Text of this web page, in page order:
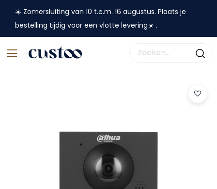
☀️ Zomersluiting van 10 t.e.m. 16 augustus. Plaats je
bestelling tijdig voor een vlotte levering☀️ .